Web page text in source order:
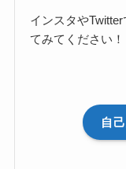
インスタや
てみてください！
自